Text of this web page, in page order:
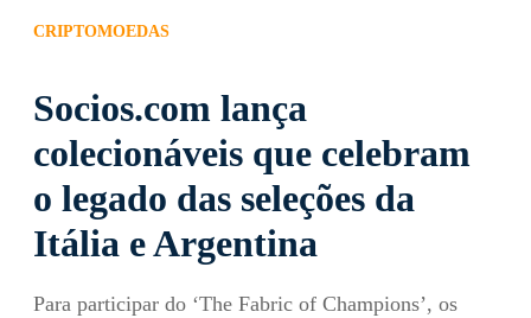
CRIPTOMOEDAS
Socios.com lança
colecionáveis que celebram
o legado das seleções da
Itália e Argentina
Para participar do ‘The Fabric of Champions’, os